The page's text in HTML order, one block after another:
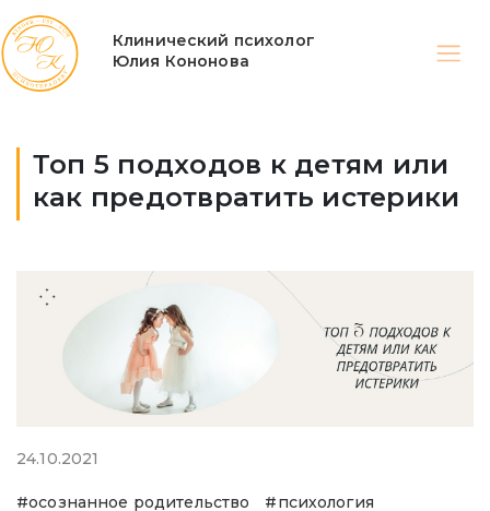
Клинический психолог
Юлия Кононова
Топ 5 подходов к детям или
как предотвратить истерики
24.10.2021
#осознанное родительство
#психология